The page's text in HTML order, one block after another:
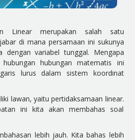
Linear merupakan salah satu
di mana persamaan ini sukunya
dengan variabel tunggal. Mengapa
hubungan matematis ini
lurus dalam sistem koordinat
lawan, yaitu pertidaksamaan linear.
ini kita akan membahas soal
lebih jauh. Kita bahas lebih